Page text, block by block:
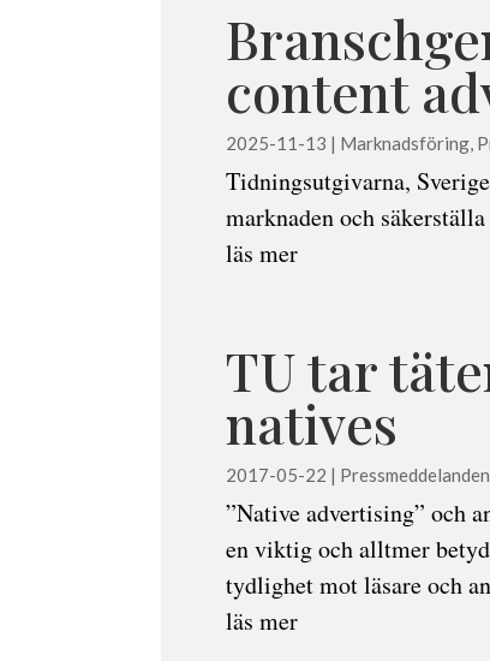
content
2025-11-13 | Marknadsföring,
Tidningsutgivarna,
marknaden och
läs mer
TU tar
natives
2017-05-22 | Pressmeddelanden
”Native advertising” och
en viktig och alltmer
tydlighet mot läsare och
läs mer